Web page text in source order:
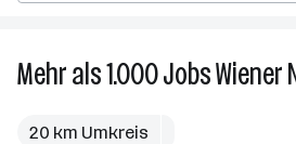
Mehr als 1.000JobsWiener
20 km Umkreis